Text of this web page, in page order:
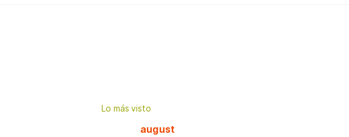
Lo más visto
august